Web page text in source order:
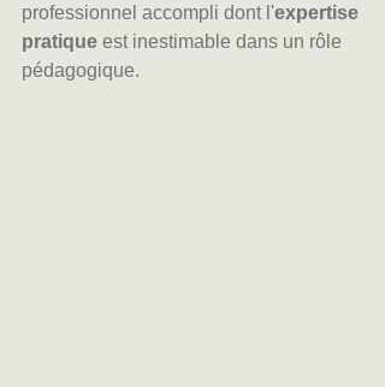
professionnel accompli dont l'expertise
pratique est inestimable dans un rôle
pédagogique.